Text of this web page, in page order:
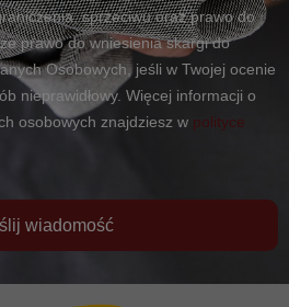
sprzeciwu oraz prawo do
prawo do wniesienia skargi do
Osobowych, jeśli w Twojej ocenie
nieprawidłowy. Więcej informacji o
osobowych znajdziesz w polityce
wiadomość